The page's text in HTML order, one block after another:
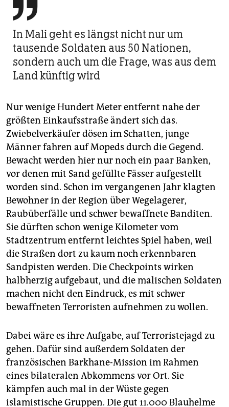

In Mali geht es längst nicht nur um
tausende Soldaten aus 50 Nationen,
sondern auch um die Frage, was aus dem
Land künftig wird
Nur wenige Hundert Meter entfernt nahe der
größten Einkaufsstraße ändert sich das.
Zwiebelverkäufer dösen im Schatten, junge
Männer fahren auf Mopeds durch die Gegend.
Bewacht werden hier nur noch ein paar Banken,
vor denen mit Sand gefüllte Fässer aufgestellt
worden sind. Schon im vergangenen Jahr klagten
Bewohner in der Region über Wegelagerer,
Raubüberfälle und schwer bewaffnete Banditen.
Sie dürften schon wenige Kilometer vom
Stadtzentrum entfernt leichtes Spiel haben, weil
die Straßen dort zu kaum noch erkennbaren
Sandpisten werden. Die Checkpoints wirken
halbherzig auf­gebaut, und die malischen Soldaten
machen nicht den Eindruck, es mit schwer
bewaffneten Terroristen aufnehmen zu wollen.
Dabei wäre es ihre Aufgabe, auf Terroristejagd zu
gehen. Dafür sind außerdem Soldaten der
französischen Barkhane-Mission im Rahmen
eines bilateralen Abkommens vor Ort. Sie
kämpfen auch mal in der Wüste gegen
islamistische Gruppen. Die gut 11.000 Blauhelme